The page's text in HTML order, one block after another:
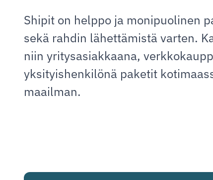
Shipit on helppo ja monipuolinen
sekä rahdin lähettämistä varten.
niin yritysasiakkaana,
yksityishenkilönä paketit
maailman.